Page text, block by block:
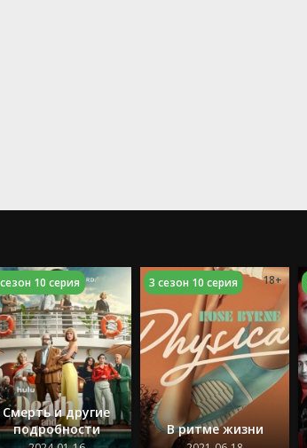
Смерть и другие
подробности
10 серия
В ритме жизни
3 сезон 10 серия 18+